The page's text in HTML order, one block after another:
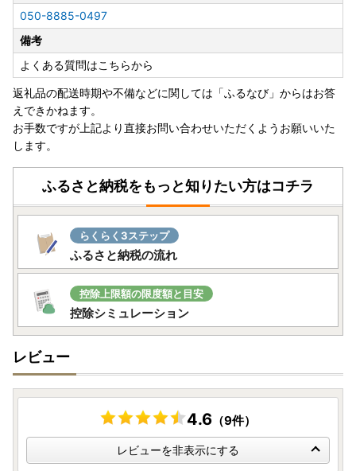
・万が一、返礼品のお届け時に破損や傷みなどの不具合があ
った場合は、速やかに下記記載の『壱岐市ふるさと納税お問
い合わせ窓口』までご連絡ください。
※令和5年6月1日発送分より、ヤマト運輸・転送サービスの
有料化が発表されております。転送の際は、ご注意くださ
い。
お届け先が変更となる場合は、事前に問い合わせ窓口へご連
絡をお願いいたします。
当自治体は、スマートフォンによるワンストップ特例申請
（IAM)を受け付けております。
マイナンバーカードをお持ちの場合は、便利なスマートフォ
ンによるワンストップ特例申請（IAM)をご利用いただけます
と幸いでございます。
詳しくは壱岐市よりお届けのご案内書をご覧くださいませ。
▼ふるさと納税の対象となる地方団体の指定について
壱岐市は令和７年９月２６日付総務大臣通知「ふるさと納税
の対象となる地方団体の指定について（通知）」にて、地方
税法（昭和２５年法律第２２６号）第３７条の２第２項及び
第３１４条の７第２項の規定に基づき、ふるさと納税の対象
となる地方団体として指定されました。
050-8885-0497
備考
よくある質問はこちらから
返礼品の配送時期や不備などに関しては「ふるなび」からはお答
えできかねます。
お手数ですが上記より直接お問い合わせいただくようお願いいた
します。
ふるさと納税をもっと知りたい方はコチラ
らくらく3ステップ
ふるさと納税の流れ
控除上限額の限度額と目安
控除シミュレーション
レビュー
4.6 （9件）
レビューを非表示にする